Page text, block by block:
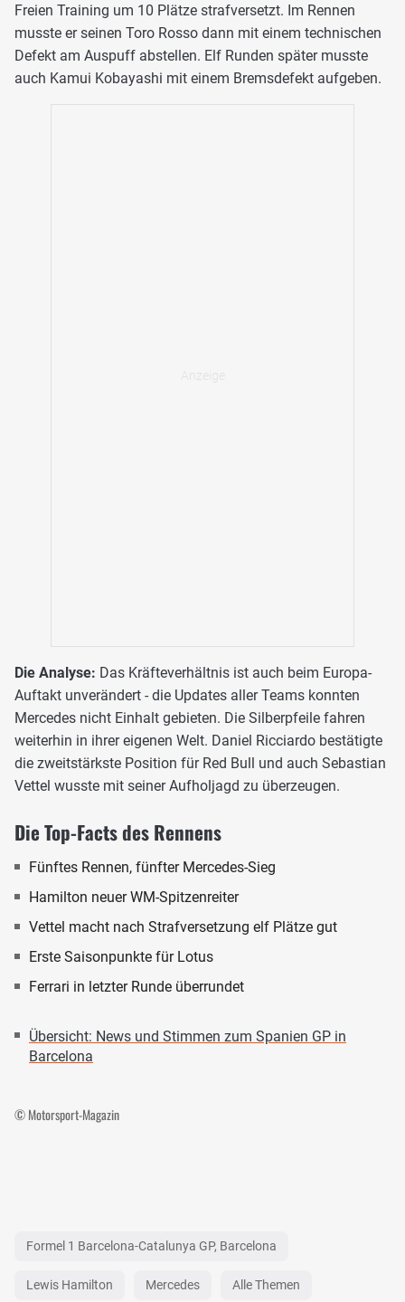
Freien Training um 10 Plätze strafversetzt. Im Rennen
musste er seinen Toro Rosso dann mit einem technischen
Defekt am Auspuff abstellen. Elf Runden später musste
auch Kamui Kobayashi mit einem Bremsdefekt aufgeben.
Die Analyse: Das Kräfteverhältnis ist auch beim Europa-
Auftakt unverändert - die Updates aller Teams konnten
Mercedes nicht Einhalt gebieten. Die Silberpfeile fahren
weiterhin in ihrer eigenen Welt. Daniel Ricciardo bestätigte
die zweitstärkste Position für Red Bull und auch Sebastian
Vettel wusste mit seiner Aufholjagd zu überzeugen.
Die Top-Facts des Rennens
Fünftes Rennen, fünfter Mercedes-Sieg
Hamilton neuer WM-Spitzenreiter
Vettel macht nach Strafversetzung elf Plätze gut
Erste Saisonpunkte für Lotus
Ferrari in letzter Runde überrundet
Übersicht: News und Stimmen zum Spanien GP in
Barcelona
© Motorsport-Magazin
Formel 1 Barcelona-Catalunya GP, Barcelona
Lewis Hamilton Mercedes Alle Themen